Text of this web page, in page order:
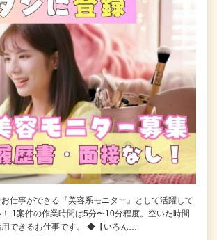
仕事ができる『美容系モニター』として活躍して
！ 1案件の作業時間は5分〜10分程度。空いた時間
用できるお仕事です。 ◆【いろん…